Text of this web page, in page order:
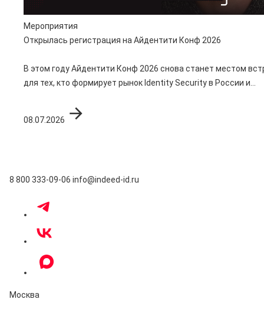
Мероприятия
Открылась регистрация на Айдентити Конф 2026
В этом году Айдентити Конф 2026 снова станет местом
для тех, кто формирует рынок Identity Security в России и...
08.07.2026
8 800 333-09-06 info@indeed-id.ru
Москва